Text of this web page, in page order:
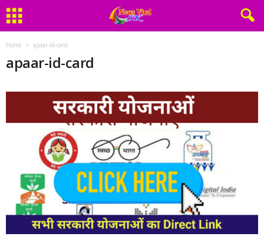
Home apaar-id-card
apaar-id-card